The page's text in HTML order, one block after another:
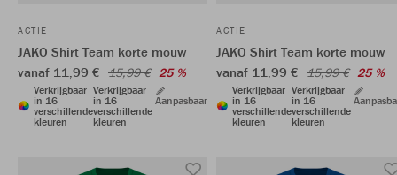
ACTIE
JAKO Shirt Team korte mouw
vanaf 11,99 € 15,99 € 25 %
Verkrijgbaar
in 16
verschillende
kleuren
Verkrijgbaar
in 16
verschillende
kleuren
Aanpasbaar
ACTIE
JAKO Shirt Team korte mouw
vanaf 11,99 € 15,99 € 25 %
Verkrijgbaar
in 16
verschillende
kleuren
Verkrijgbaar
in 16
verschillende
kleuren